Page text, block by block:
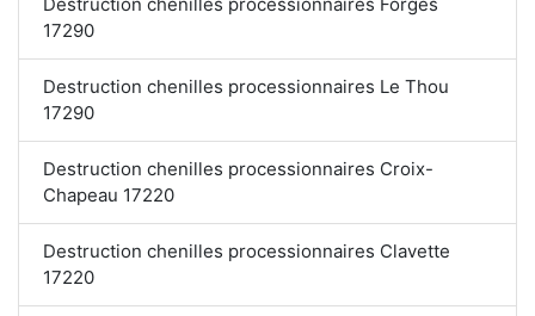
17290
Destruction chenilles processionnaires Le Thou
17290
Destruction chenilles processionnaires Croix-
Chapeau 17220
Destruction chenilles processionnaires Clavette
17220